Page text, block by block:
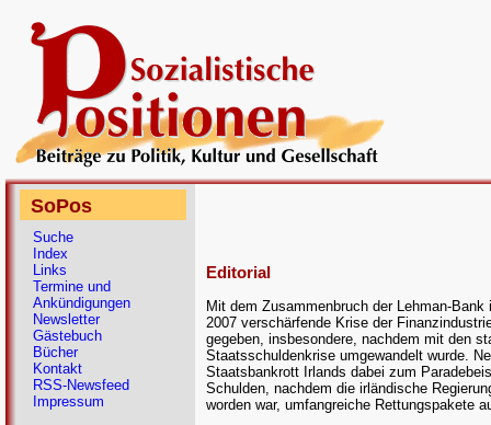
Editorial
Mit dem Zusammenbruch der Lehman-
2007 verschärfende Krise der
gegeben, insbesondere, nachdem mit den
Staatsschuldenkrise umgewandelt wurde.
Staatsbankrott Irlands dabei zum
Schulden, nachdem die irländische
worden war, umfangreiche Rettungspakete
SoPos
Suche
Index
Links
Termine und
Ankündigungen
Newsletter
Gästebuch
Bücher
Kontakt
RSS-Newsfeed
Impressum